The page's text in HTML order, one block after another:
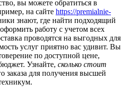
вы можете обратиться в
на сайте https://premialnie-
знают, где найти подходящий
работу с учетом всех
проводятся на выгодных для
услуг приятно вас удивит. Вы
по доступной цене,
Узнайте, сколько стоит
заказа для получения высшей